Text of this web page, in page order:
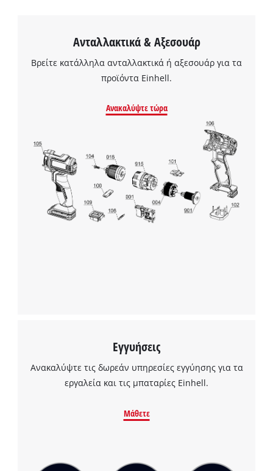
Χρειαζόμαστε τη συγκατάθεσή σας για
να φορτώσουμε την υπηρεσία Google
Maps!
This content is not permitted to load due
to trackers that are not disclosed to the
Ανταλλακτικά & Αξεσουάρ
Βρείτε κατάλληλα ανταλλακτικά ή αξεσουάρ για τα
προϊόντα Einhell.
Ανακαλύψτε τώρα
Εγγυήσεις
Ανακαλύψτε τις δωρεάν υπηρεσίες εγγύησης για τα
εργαλεία και τις μπαταρίες Einhell.
Μάθετε